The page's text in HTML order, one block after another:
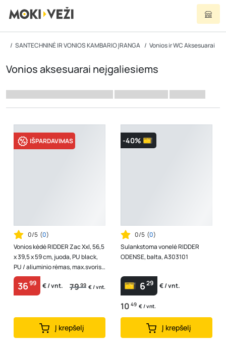
SANTECHNINĖ IR VONIOS KAMBARIO ĮRANGA Vonios ir WC Aksesuarai
Vonios aksesuarai neįgaliesiems
IŠPARDAVIMAS
0/5 (0)
Vonios kėdė RIDDER Zac Xxl, 56,5
x 39,5 x 59 cm, juoda, PU black,
PU / aliuminio rėmas, max.svoris
150 kg., A0221010
3699 € / vnt. 7999 € / vnt.
Į krepšelį
-40%
0/5 (0)
Sulankstoma vonelė RIDDER
ODENSE, balta, A303101
629 € / vnt.
10 49 € / vnt.
Į krepšelį